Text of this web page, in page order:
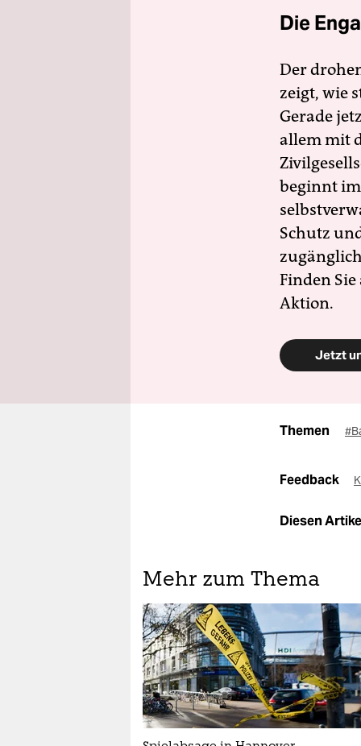
Die
Der
zeigt, wie
Gerade
allem mit
beginnt
Schutz
Finden
Aktion.
Jetzt
Themen
Feedback
Diesen
Mehr zum Thema